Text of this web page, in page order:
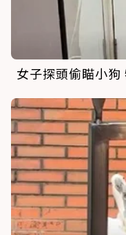
女子探頭偷瞄小狗